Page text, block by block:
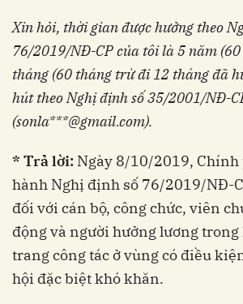
Xin hỏi, thời gian được hưởng theo
76/2019/NĐ-CP của tôi là 5 năm
tháng (60 tháng trừ đi 12 tháng đã
hút theo Nghị định số 35/2001/NĐ-
(sonla***@gmail.com).
* Trả lời: Ngày 8/10/2019, Chính
hành Nghị định số 76/2019/NĐ-
đối với cán bộ, công chức, viên
động và người hưởng lương
trang công tác ở vùng có điều
hội đặc biệt khó khăn.